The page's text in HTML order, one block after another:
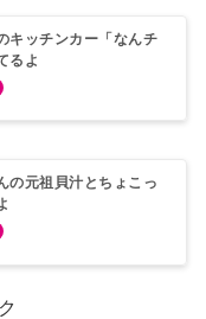
キッチンカー「なんチ
るよ
の元祖貝汁とちょこっ